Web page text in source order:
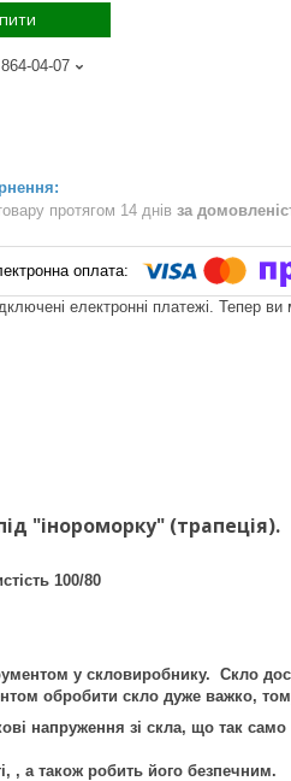
04-07
протягом 14 днів за
електронні платежі. Тепер
під "інороморку"
100/80
у скловиробнику. Скло
обробити скло дуже важко,
напруження зі скла, що так само
, а також робить його безпечним.